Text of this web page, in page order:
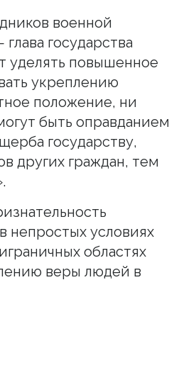
военной
государства
уделять повышенное
укреплению
положение, ни
быть оправданием
государству,
других граждан, тем
непростых условиях
областях
веры людей в